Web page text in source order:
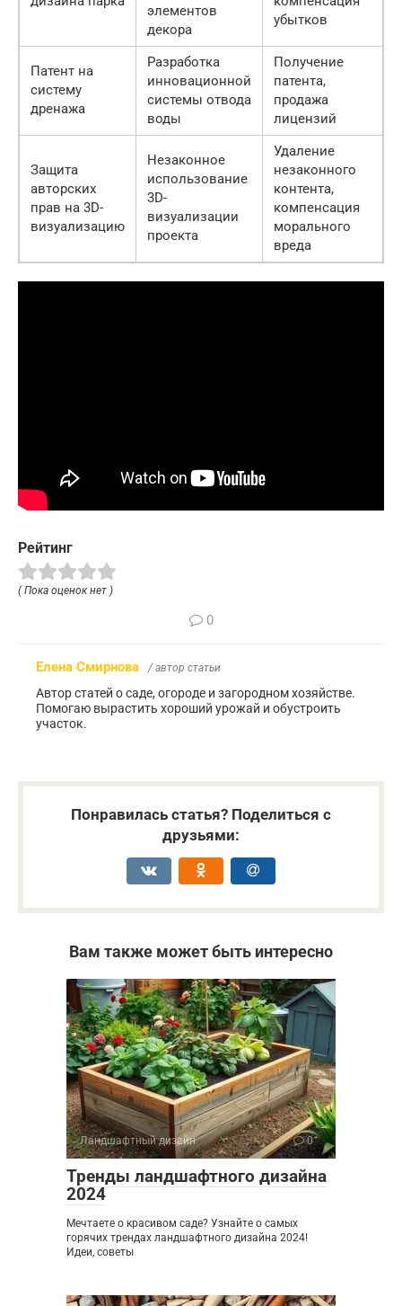
элементов
декора
убытков
Патент на
систему
дренажа
Разработка
инновационной
системы отвода
воды
Получение
патента,
продажа
лицензий
Защита
авторских
прав на 3D-
визуализацию
Незаконное
использование
3D-
визуализации
проекта
Удаление
незаконного
контента,
компенсация
морального
вреда
Рейтинг
( Пока оценок нет )
0
Елена Смирнова / автор статьи
Автор статей о саде, огороде и загородном хозяйстве.
Помогаю вырастить хороший урожай и обустроить
участок.
Понравилась статья? Поделиться с
друзьями:
Вам также может быть интересно
Ландшафтный дизайн 0
Тренды ландшафтного дизайна
2024
Мечтаете о красивом саде? Узнайте о самых
горячих трендах ландшафтного дизайна 2024!
Идеи, советы